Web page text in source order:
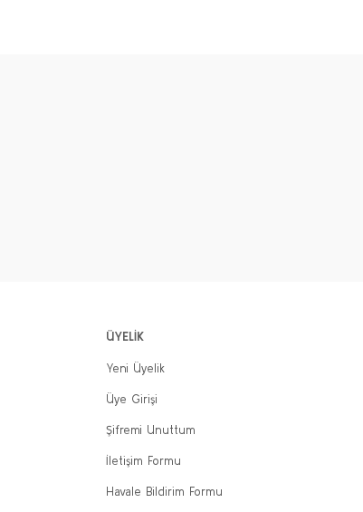
ÜYELİK
Yeni Üyelik
Üye Girişi
Şifremi Unuttum
İletişim Formu
Havale Bildirim Formu